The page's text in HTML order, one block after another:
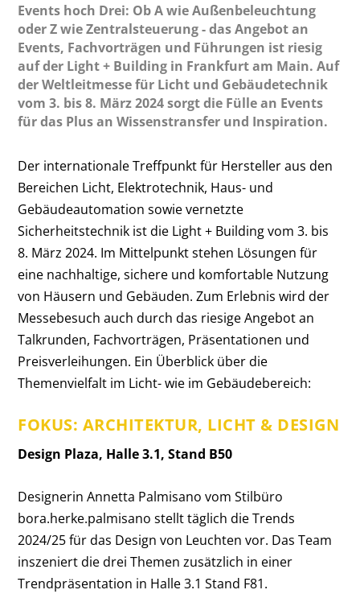
Events hoch Drei: Ob A wie Außenbeleuchtung
oder Z wie Zentralsteuerung - das Angebot an
Events, Fachvorträgen und Führungen ist riesig
auf der Light + Building in Frankfurt am Main. Auf
der Weltleitmesse für Licht und Gebäudetechnik
vom 3. bis 8. März 2024 sorgt die Fülle an Events
für das Plus an Wissenstransfer und Inspiration.
Der internationale Treffpunkt für Hersteller aus den
Bereichen Licht, Elektrotechnik, Haus- und
Gebäudeautomation sowie vernetzte
Sicherheitstechnik ist die Light + Building vom 3. bis
8. März 2024. Im Mittelpunkt stehen Lösungen für
eine nachhaltige, sichere und komfortable Nutzung
von Häusern und Gebäuden. Zum Erlebnis wird der
Messebesuch auch durch das riesige Angebot an
Talkrunden, Fachvorträgen, Präsentationen und
Preisverleihungen. Ein Überblick über die
Themenvielfalt im Licht- wie im Gebäudebereich:
FOKUS: ARCHITEKTUR, LICHT & DESIGN
Design Plaza, Halle 3.1, Stand B50
Designerin Annetta Palmisano vom Stilbüro
bora.herke.palmisano stellt täglich die Trends
2024/25 für das Design von Leuchten vor. Das Team
inszeniert die drei Themen zusätzlich in einer
Trendpräsentation in Halle 3.1 Stand F81.